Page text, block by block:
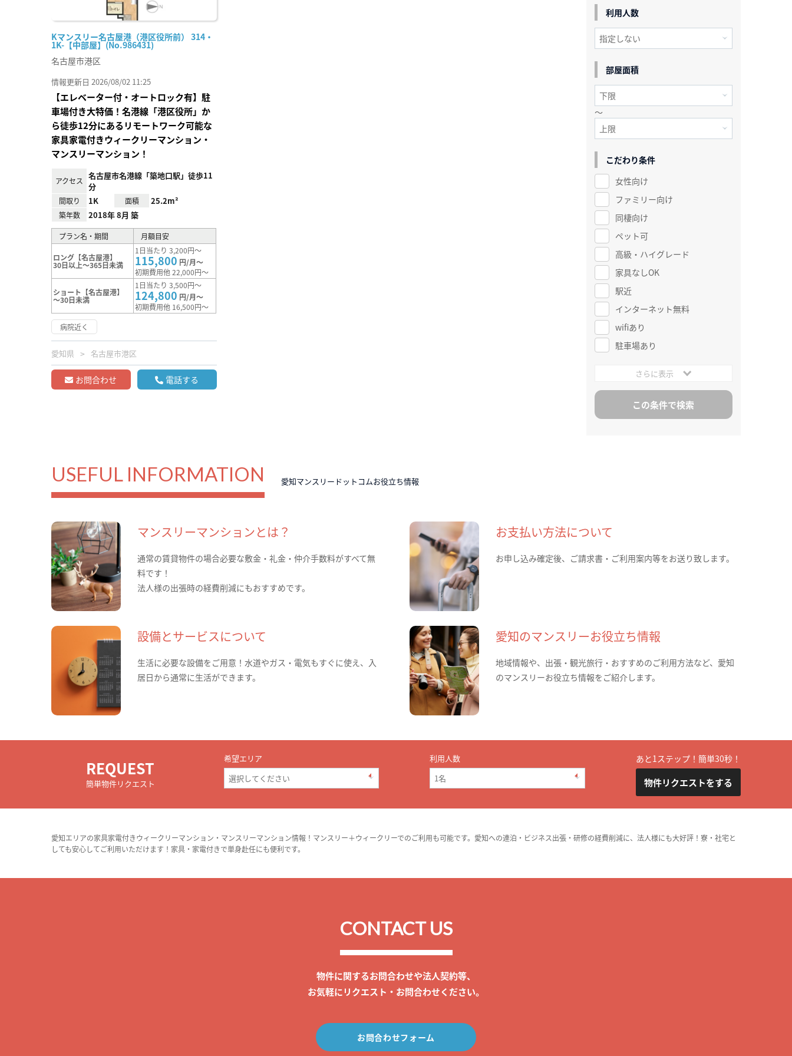
Kマンスリー名古屋港（港区役所前） 314・
1K-【中部屋】(No.986431)
名古屋市港区
情報更新日 2026/08/02 11:25
【エレベーター付・オートロック有】駐
車場付き大特価！名港線「港区役所」か
ら徒歩12分にあるリモートワーク可能な
家具家電付きウィークリーマンション・
マンスリーマンション！
アクセス
名古屋市名港線「築地口駅」徒歩11
分
間取り 1K 面積 25.2m²
築年数 2018年 8月 築
プラン名・期間 月額目安
ロング【名古屋港】
30日以上～365日未満
1日当たり 3,200円～
115,800 円/月～
初期費用他 22,000円～
ショート【名古屋港】
～30日未満
1日当たり 3,500円～
124,800 円/月～
初期費用他 16,500円～
病院近く
愛知県 名古屋市港区
お問合わせ 電話する
利用人数
部屋面積
～
こだわり条件
女性向け
ファミリー向け
同棲向け
ペット可
高級・ハイグレード
家具なしOK
駅近
インターネット無料
wifiあり
駐車場あり
さらに表示
USEFUL INFORMATION 愛知マンスリードットコムお役立ち情報
マンスリーマンションとは？
通常の賃貸物件の場合必要な敷金・礼金・仲介手数料がすべて無
料です！
法人様の出張時の経費削減にもおすすめです。
お支払い方法について
お申し込み確定後、ご請求書・ご利用案内等をお送り致します。
設備とサービスについて
生活に必要な設備をご用意！水道やガス・電気もすぐに使え、入
居日から通常に生活ができます。
愛知のマンスリーお役立ち情報
地域情報や、出張・観光旅行・おすすめのご利用方法など、愛知
のマンスリーお役立ち情報をご紹介します。
REQUEST
簡単物件リクエスト
希望エリア 利用人数 あと1ステップ！簡単30秒！
物件リクエストをする
愛知エリアの家具家電付きウィークリーマンション・マンスリーマンション情報！マンスリー＋ウィークリーでのご利用も可能です。愛知への連泊・ビジネス出張・研修の経費削減に、法人様にも大好評！寮・社宅と
しても安心してご利用いただけます！家具・家電付きで単身赴任にも便利です。
CONTACT US
物件に関するお問合わせや法人契約等、
お気軽にリクエスト・お問合わせください。
お問合わせフォーム